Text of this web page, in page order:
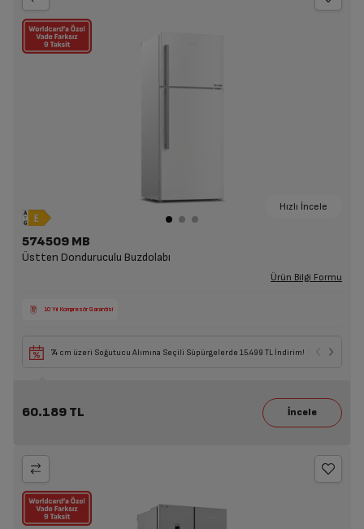
Hızlı İncele
574509 MB
Üstten Donduruculu Buzdolabı
Ürün Bilgi Formu
10 Yıl Kompresör Garantisi
74 cm üzeri Soğutucu Alımına Seçili Süpürgelerde 15.499 TL İndirim!
60.189 TL